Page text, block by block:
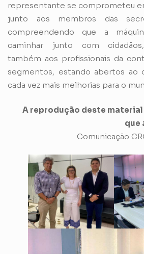
representante se comprometeu
junto aos membros das
compreendendo que a
caminhar junto com
também aos profissionais da
segmentos, estando abertos ao
cada vez mais melhorias para o
A reprodução deste
que
Comunicação